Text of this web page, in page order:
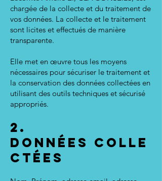
chargée de la collecte et du traitement de
vos données. La collecte et le traitement
sont licites et effectués de manière
transparente.
Elle met en œuvre tous les moyens
nécessaires pour sécuriser le traitement et
la conservation des données collectées en
utilisant des outils techniques et sécurisé
appropriés.
2.
Données Colle
ctées